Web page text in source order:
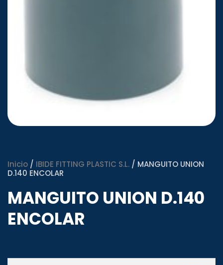
Inicio / IBIDE FITTING PLASTIC S.L. / MANGUITO UNION
D.140 ENCOLAR
MANGUITO UNION D.140
ENCOLAR